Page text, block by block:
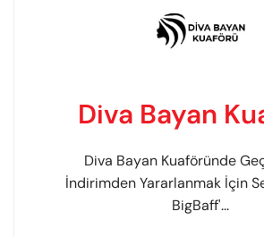
Diva Bayan
Diva Bayan Kuaföründe
İndirimden Yararlanmak İçin
BigBaff'...